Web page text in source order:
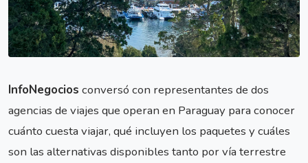
InfoNegocios conversó con representantes de dos
agencias de viajes que operan en Paraguay para conocer
cuánto cuesta viajar, qué incluyen los paquetes y cuáles
son las alternativas disponibles tanto por vía terrestre